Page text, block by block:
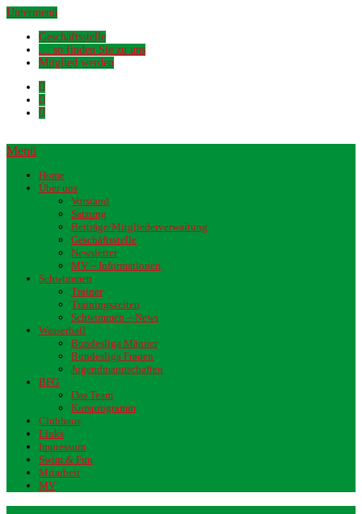
Untermenü
Geschäftsstelle
… so finden Sie zu uns
Mitglied werden
Menü
Home
Über uns
Vorstand
Satzung
Beiträge/Mitgliederverwaltung
Geschäftsstelle
Newsletter
MV – Informationen
Schwimmen
Trainer
Trainingszeiten
Schwimmen – News
Wasserball
Bundesliga Männer
Bundesliga Frauen
Jugendmannschaften
BFG
Das Team
Kursprogramm
Clubhaus
Links
Impressum
Swim & Fun
Mitarbeit
MV